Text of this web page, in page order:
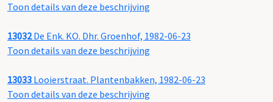
Toon details van deze beschrijving
13032De Enk. KO. Dhr. Groenhof, 1982-06-23
Toon details van deze beschrijving
13033 Looierstraat. Plantenbakken, 1982-06-23
Toon details van deze beschrijving